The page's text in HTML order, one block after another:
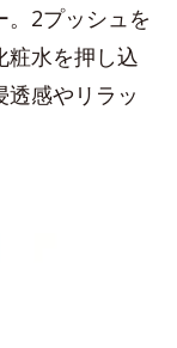
。2プッシュを
粧水を押し込
感やリラッ